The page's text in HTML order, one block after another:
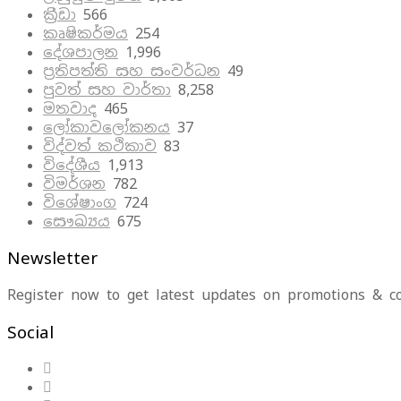
ක්‍රීඩා 566
කෘෂිකර්මය 254
දේශපාලන 1,996
ප්‍රතිපත්ති සහ සංවර්ධන 49
පුවත් සහ වාර්තා 8,258
මතවාද 465
ලෝකාවලෝකනය 37
විද්වත් කථිකාව 83
විදේශීය 1,913
විමර්ශන 782
විශේෂාංග 724
සෞඛ්‍යය 675
Newsletter
Register now to get latest updates on promotions &
Social